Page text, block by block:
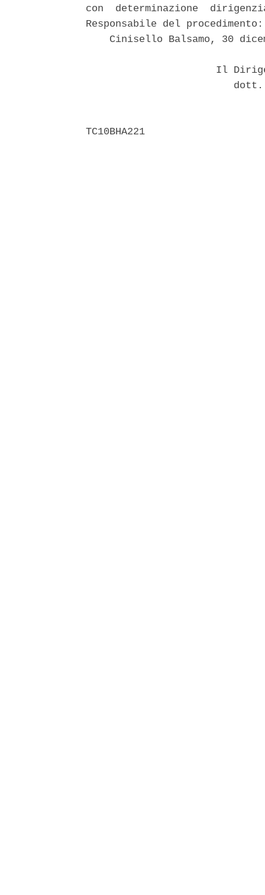
con  determinazione
Responsabile del
Cinisello Balsamo, 30
Il